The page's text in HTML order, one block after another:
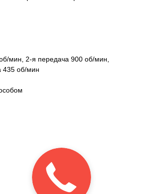
мин, 2-я передача 900 об/мин,
435 об/мин